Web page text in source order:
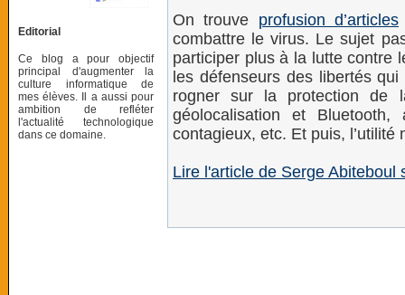
Editorial
Ce blog a pour objectif
principal d'augmenter la
culture informatique de
mes élèves. Il a aussi pour
ambition de refléter
l'actualité technologique
dans ce domaine.
On trouve profusion d’articles
combattre le virus. Le sujet
participer plus à la lutte contre
les défenseurs des libertés
rogner sur la protection de
géolocalisation et
contagieux, etc. Et puis, l’utilité
Lire l'article de Serge Abiteboul